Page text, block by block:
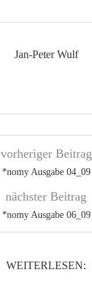
Jan-Peter Wulf
vorheriger Beitrag
*nomy Ausgabe 04_09
nächster Beitrag
*nomy Ausgabe 06_09
WEITERLESEN: